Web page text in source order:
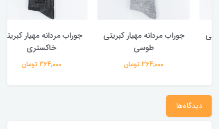
جوراب مردانه مهیار کبریتی
طوسی
364,000 تومان
جوراب مردانه مهیار کبریتی
خاکستری
364,000 تومان
دیدگاه‌ها